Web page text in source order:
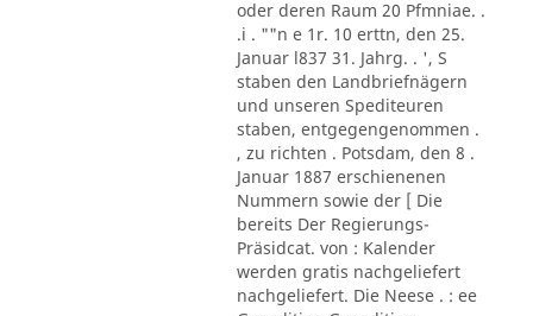
oder deren Raum 20 Pfmniae. .
.i . ""n e 1r. 10 erttn, den 25.
Januar l837 31. Jahrg. . ', S
staben den Landbriefnägern
und unseren Spediteuren
staben, entgegengenommen .
, zu richten . Potsdam, den 8 .
Januar 1887 erschienenen
Nummern sowie der [ Die
bereits Der Regierungs-
Präsidcat. von : Kalender
werden gratis nachgeliefert
nachgeliefert. Die Neese . : ee